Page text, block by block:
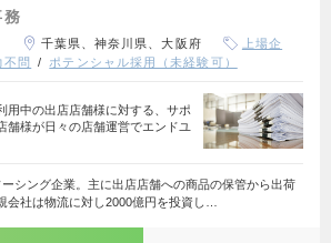
千葉県、神奈川県、大阪府
上場企
不問 ポテンシャル採用（未経験可）
用中の出店店舗様に対する、サポ
舗様が日々の店舗運営でエンドユ
シング企業。主に出店店舗への商品の保管から出荷
会社は物流に対し2000億円を投資し…